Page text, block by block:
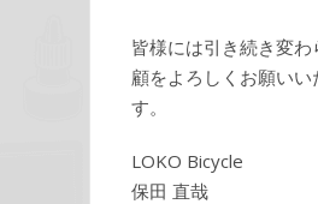
皆様には引き続き変わ
顧をよろしくお願いい
す。
LOKO Bicycle
保田 直哉